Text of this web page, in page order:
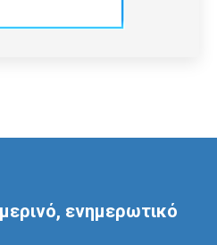
ενημερωτικό